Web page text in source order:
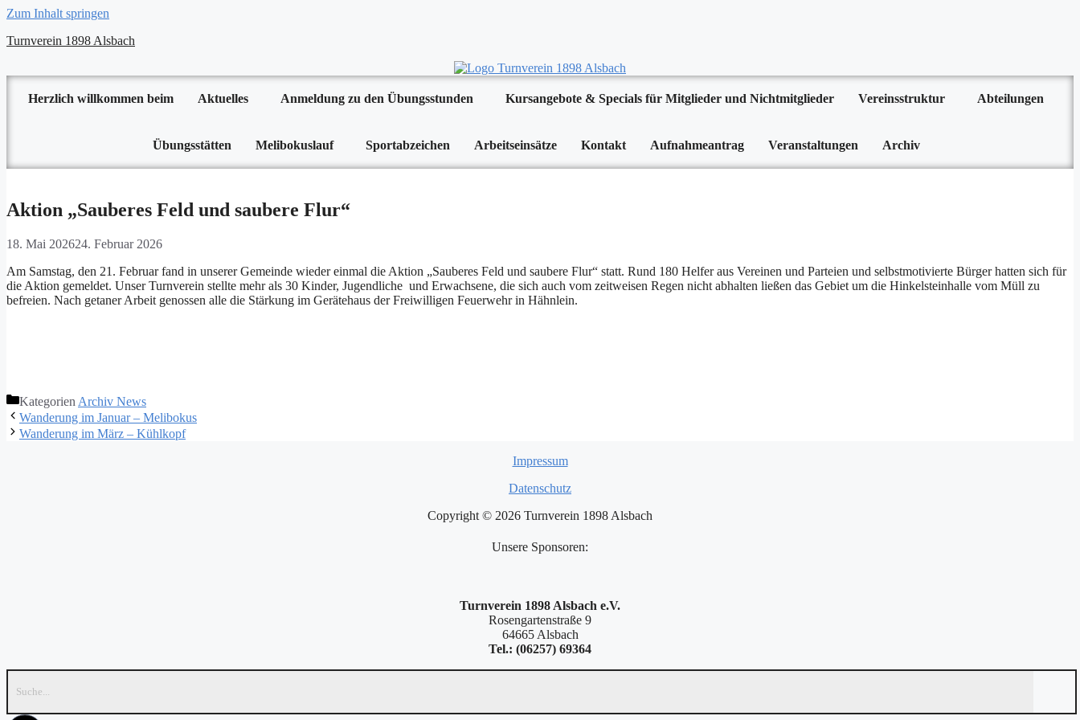
Zum Inhalt springen
Turnverein 1898 Alsbach
Herzlich willkommen beim Aktuelles Anmeldung zu den Übungsstunden Kursangebote & Specials für Mitglieder und Nichtmitglieder Vereinsstruktur Abteilungen
Übungsstätten Melibokuslauf Sportabzeichen Arbeitseinsätze Kontakt Aufnahmeantrag Veranstaltungen Archiv
Aktion „Sauberes Feld und saubere Flur“
18. Mai 202624. Februar 2026
Am Samstag, den 21. Februar fand in unserer Gemeinde wieder einmal die Aktion „Sauberes Feld und saubere Flur“ statt. Rund 180 Helfer aus Vereinen und Parteien und selbstmotivierte Bürger hatten sich für
die Aktion gemeldet. Unser Turnverein stellte mehr als 30 Kinder, Jugendliche und Erwachsene, die sich auch vom zeitweisen Regen nicht abhalten ließen das Gebiet um die Hinkelsteinhalle vom Müll zu
befreien. Nach getaner Arbeit genossen alle die Stärkung im Gerätehaus der Freiwilligen Feuerwehr in Hähnlein.
Kategorien Archiv News
Wanderung im Januar – Melibokus
Wanderung im März – Kühlkopf
Impressum
Datenschutz
Copyright © 2026 Turnverein 1898 Alsbach
Unsere Sponsoren:
Turnverein 1898 Alsbach e.V.
Rosengartenstraße 9
64665 Alsbach
Tel.: (06257) 69364